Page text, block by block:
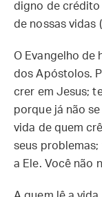
digno de crédito
de nossas vidas
O Evangelho de
dos Apóstolos.
crer em Jesus;
porque já não
vida de quem
seus
a Ele. Você não